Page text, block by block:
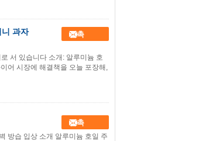
과자
접촉
서 있습니다 소개: 알루미늄 호
어 시장에 해결책을 오늘 포장해,
접촉
방습 입상 소개 알루미늄 호일 주